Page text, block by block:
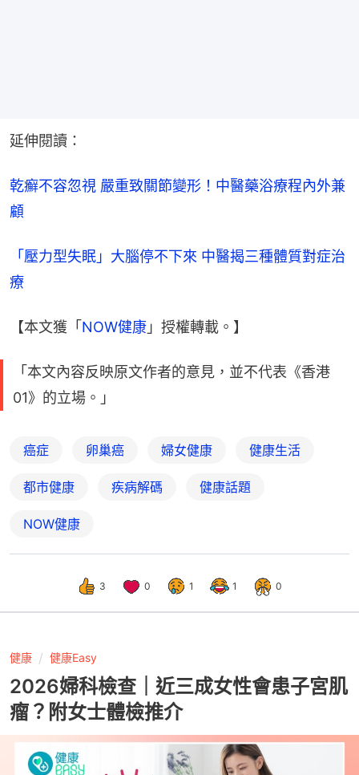
延伸閱讀：
乾癬不容忽視 嚴重致關節變形！中醫藥浴療程內外兼
顧
「壓力型失眠」大腦停不下來 中醫揭三種體質對症治
療
【本文獲「NOW健康 」授權轉載。】
「本文內容反映原文作者的意見，並不代表《香港
01》的立場。」
癌症 卵巢癌 婦女健康 健康生活
都市健康 疾病解碼 健康話題
NOW健康
3 0 1 1 0
健康 健康Easy
2026婦科檢查｜近三成女性會患子宮肌
瘤？附女士體檢推介